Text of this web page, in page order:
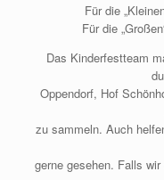
Für die
Für die
Das Kinderfestteam
Oppendorf, Hof
zu sammeln. Auch
gerne gesehen. Falls